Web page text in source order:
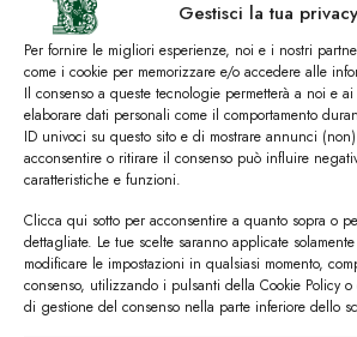
Gestisci la tua privacy
Per fornire le migliori esperienze, noi e i nostri
come i cookie per memorizzare e/o accedere alle
Il consenso a queste tecnologie permetterà a noi e
elaborare dati personali come il comportamento
ID univoci su questo sito e di mostrare annunci
acconsentire o ritirare il consenso può influire
caratteristiche e funzioni.
Clicca qui sotto per acconsentire a quanto sopra o
dettagliate. Le tue scelte saranno applicate
modificare le impostazioni in qualsiasi momento,
consenso, utilizzando i pulsanti della Cookie Policy
di gestione del consenso nella parte inferiore dello